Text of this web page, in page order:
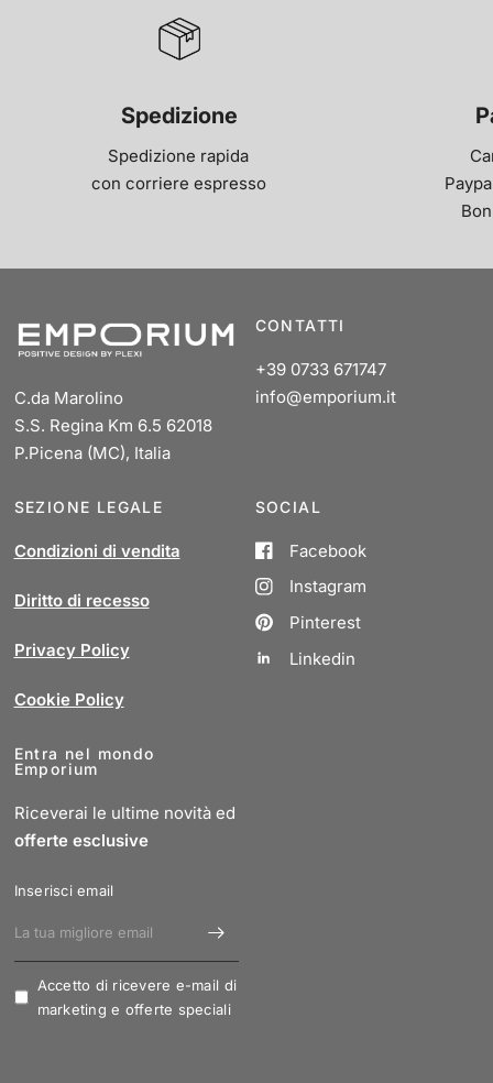
Spedizione
Spedizione rapida
con corriere espresso
C.da Marolino
S.S. Regina Km 6.5 62018
P.Picena (MC), Italia
CONTATTI
+39 0733 671747
info@emporium.it
SEZIONE LEGALE
Condizioni di vendita
Diritto di recesso
Privacy Policy
Cookie Policy
SOCIAL
Facebook
Instagram
Pinterest
Linkedin
Entra nel mondo
Emporium
Riceverai le ultime novità ed
offerte esclusive
Inserisci email
Accetto di ricevere e-mail di
marketing e offerte speciali